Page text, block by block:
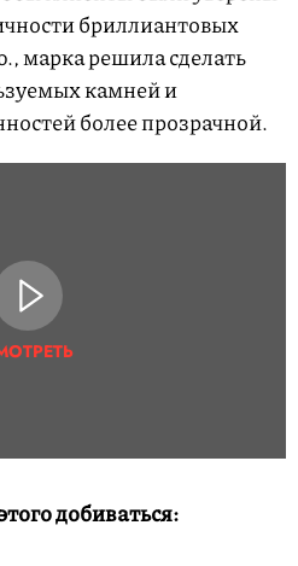
бриллиантовых
марка решила сделать
камней и
более прозрачной.
добиваться: